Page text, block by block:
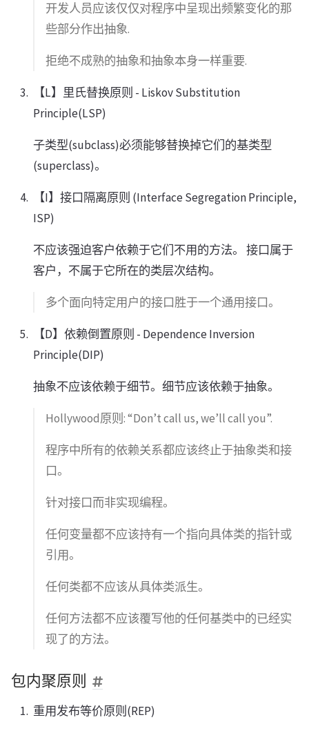
开发人员应该仅仅对程序中呈现出频繁变化的那
些部分作出抽象.
拒绝不成熟的抽象和抽象本身一样重要.
【L】里氏替换原则 - Liskov Substitution
Principle(LSP)
子类型(subclass)必须能够替换掉它们的基类型
(superclass)。
【I】接口隔离原则 (Interface Segregation Principle,
ISP)
不应该强迫客户依赖于它们不用的方法。 接口属于
客户，不属于它所在的类层次结构。
多个面向特定用户的接口胜于一个通用接口。
【D】依赖倒置原则 - Dependence Inversion
Principle(DIP)
抽象不应该依赖于细节。细节应该依赖于抽象。
Hollywood原则: “Don’t call us, we’ll call you”.
程序中所有的依赖关系都应该终止于抽象类和接
口。
针对接口而非实现编程。
任何变量都不应该持有一个指向具体类的指针或
引用。
任何类都不应该从具体类派生。
任何方法都不应该覆写他的任何基类中的已经实
现了的方法。
包内聚原则
重用发布等价原则(REP)